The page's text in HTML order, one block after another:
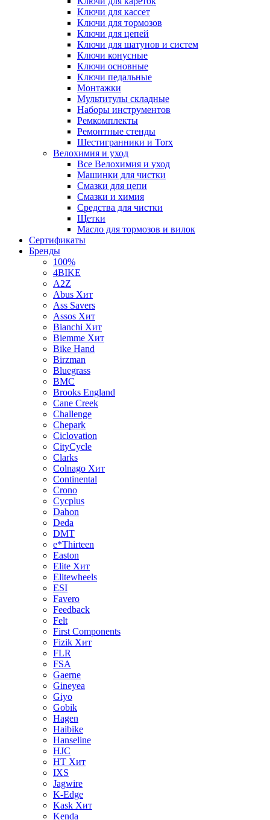
Ключи для кассет
Ключи для тормозов
Ключи для цепей
Ключи для шатунов и систем
Ключи конусные
Ключи основные
Ключи педальные
Монтажки
Мультитулы складные
Наборы инструментов
Ремкомплекты
Ремонтные стенды
Шестигранники и Torx
Велохимия и уход
Все Велохимия и уход
Машинки для чистки
Смазки для цепи
Смазки и химия
Средства для чистки
Щетки
Масло для тормозов и вилок
Сертификаты
Бренды
100%
4BIKE
A2Z
Abus Хит
Ass Savers
Assos Хит
Bianchi Хит
Biemme Хит
Bike Hand
Birzman
Bluegrass
BMC
Brooks England
Cane Creek
Challenge
Chepark
Ciclovation
CityCycle
Clarks
Colnago Хит
Continental
Crono
Cycplus
Dahon
Deda
DMT
e*Thirteen
Easton
Elite Хит
Elitewheels
ESI
Favero
Feedback
Felt
First Components
Fizik Хит
FLR
FSA
Gaerne
Gineyea
Giyo
Gobik
Hagen
Haibike
Hanseline
HJC
HT Хит
IXS
Jagwire
K-Edge
Kask Хит
Kenda